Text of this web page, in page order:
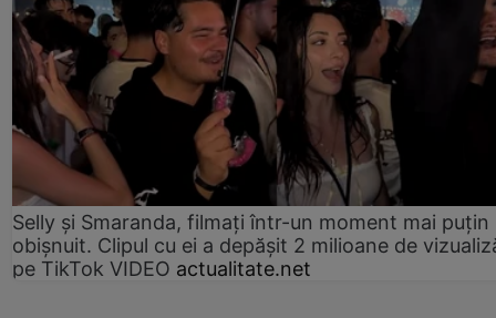
Selly și Smaranda, filmați într-un moment mai puțin
obișnuit. Clipul cu ei a depășit 2 milioane de
pe TikTok VIDEO actualitate.net